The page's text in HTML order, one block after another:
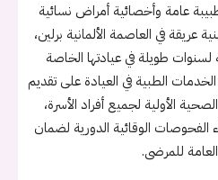
عامة وأخصائية أمراض نسائية
عريقة في العاصمة الألمانية برلين،
طويلة في عيادتها الخاصة
الخدمات الطبية في العيادة على تقديم
الأولية لجميع أفراد الأسرة،
الفحوصات الوقائية الدورية لضمان
للمرضى.